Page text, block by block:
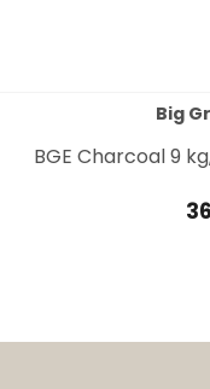
Big
BGE Charcoal 9